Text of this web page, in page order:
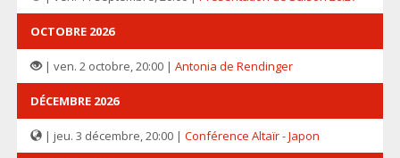
OCTOBRE 2026
| ven. 2 octobre, 20:00 | Antonia de Rendinger
DÉCEMBRE 2026
| jeu. 3 décembre, 20:00 | Conférence Altaïr - Japon